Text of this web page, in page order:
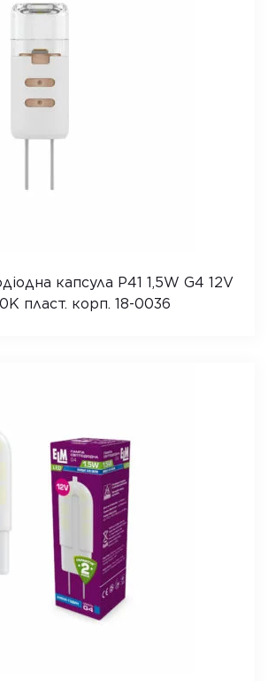
капсула P41 1,5W G4 12V
пласт. корп. 18-0036